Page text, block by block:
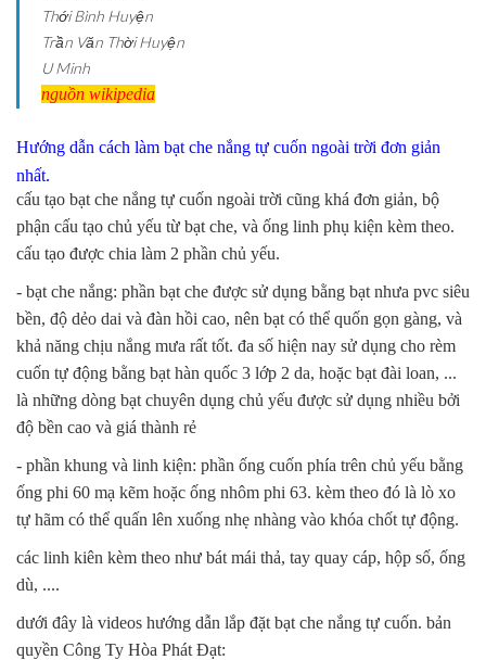
Thới Bình Huyện
Trần Văn Thời Huyện
U Minh
nguồn wikipedia
Hướng dẫn cách làm bạt che nắng tự cuốn ngoài trời đơn giản
nhất.
cấu tạo bạt che nắng tự cuốn ngoài trời cũng khá đơn giản, bộ
phận cấu tạo chủ yếu từ bạt che, và ống linh phụ kiện kèm theo.
cấu tạo được chia làm 2 phần chủ yếu.
- bạt che nắng: phần bạt che được sử dụng bằng bạt nhưa pvc siêu
bền, độ dẻo dai và đàn hồi cao, nên bạt có thể quốn gọn gàng, và
khả năng chịu nắng mưa rất tốt. đa số hiện nay sử dụng cho rèm
cuốn tự động bằng bạt hàn quốc 3 lớp 2 da, hoặc bạt đài loan, ...
là những dòng bạt chuyên dụng chủ yếu được sử dụng nhiều bởi
độ bền cao và giá thành rẻ
- phần khung và linh kiện: phần ống cuốn phía trên chủ yếu bằng
ống phi 60 mạ kẽm hoặc ống nhôm phi 63. kèm theo đó là lò xo
tự hãm có thể quấn lên xuống nhẹ nhàng vào khóa chốt tự động.
các linh kiên kèm theo như bát mái thả, tay quay cáp, hộp số, ống
dù, ....
dưới đây là videos hướng dẫn lắp đặt bạt che nắng tự cuốn. bản
quyền Công Ty Hòa Phát Đạt: